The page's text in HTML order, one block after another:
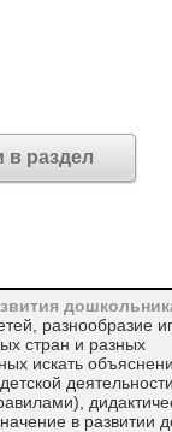
в раздел
разнообразие
стран и разных
искать
деятельности.
в развитии